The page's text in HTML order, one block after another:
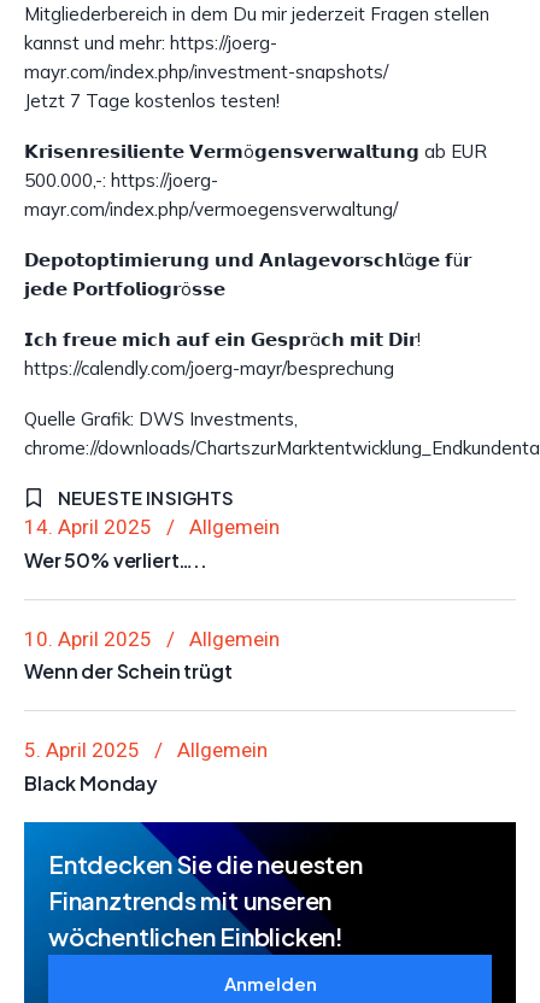
Mitgliederbereich in dem Du mir jederzeit Fragen stellen
kannst und mehr: https://joerg-
mayr.com/index.php/investment-snapshots/
Jetzt 7 Tage kostenlos testen!
𝗞𝗿𝗶𝘀𝗲𝗻𝗿𝗲𝘀𝗶𝗹𝗶𝗲𝗻𝘁𝗲 𝗩𝗲𝗿𝗺ö𝗴𝗲𝗻𝘀𝘃𝗲𝗿𝘄𝗮𝗹𝘁𝘂𝗻𝗴 ab EUR
500.000,-: https://joerg-
mayr.com/index.php/vermoegensverwaltung/
𝗗𝗲𝗽𝗼𝘁𝗼𝗽𝘁𝗶𝗺𝗶𝗲𝗿𝘂𝗻𝗴 𝘂𝗻𝗱 𝗔𝗻𝗹𝗮𝗴𝗲𝘃𝗼𝗿𝘀𝗰𝗵𝗹ä𝗴𝗲 𝗳ü𝗿
𝗷𝗲𝗱𝗲 𝗣𝗼𝗿𝘁𝗳𝗼𝗹𝗶𝗼𝗴𝗿ö𝘀𝘀𝗲
𝗜𝗰𝗵 𝗳𝗿𝗲𝘂𝗲 𝗺𝗶𝗰𝗵 𝗮𝘂𝗳 𝗲𝗶𝗻 𝗚𝗲𝘀𝗽𝗿ä𝗰𝗵 𝗺𝗶𝘁 𝗗𝗶𝗿!
https://calendly.com/joerg-mayr/besprechung
Quelle Grafik: DWS Investments,
chrome://downloads/
NEUESTE INSIGHTS
14. April 2025 Allgemein
Wer 50% verliert…..
10. April 2025 Allgemein
Wenn der Schein trügt
5. April 2025 Allgemein
Black Monday
Entdecken Sie die neuesten
Finanztrends mit unseren
wöchentlichen Einblicken!
Anmelden